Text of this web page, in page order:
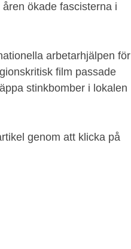
ökade fascisterna i
arbetarhjälpen för
film passade
stinkbomber i lokalen
genom att klicka på